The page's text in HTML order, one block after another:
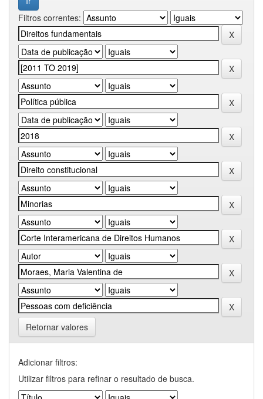
Filtros correntes:
Retornar valores
Adicionar filtros:
Utilizar filtros para refinar o resultado de busca.